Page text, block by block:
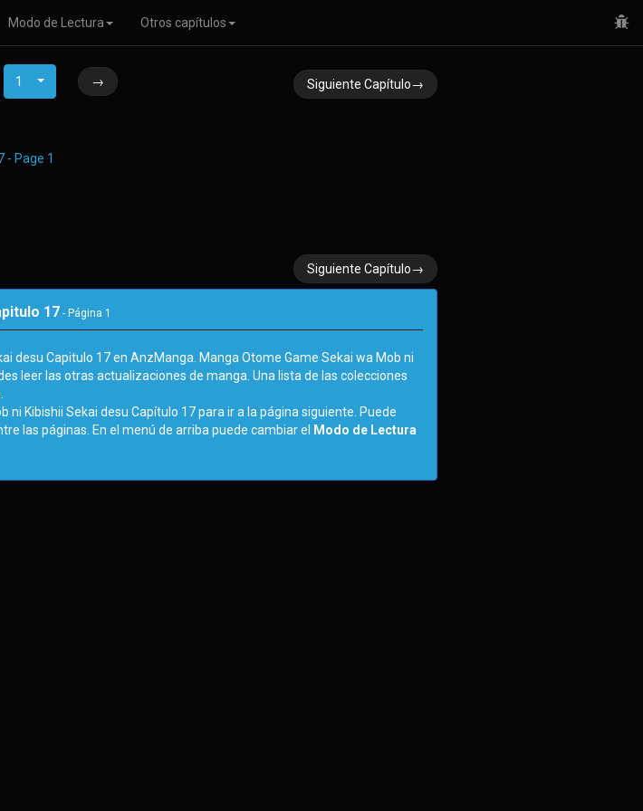
Modo de Lectura Otros capítulos
Siguiente Capítulo→
1 →
Siguiente Capítulo→
17 - Página 1
desu Capitulo 17 en AnzManga. Manga Otome Game Sekai wa Mob ni
leer las otras actualizaciones de manga. Una lista de las colecciones
ni Kibishii Sekai desu Capítulo 17 para ir a la página siguiente. Puede
las páginas. En el menú de arriba puede cambiar el
Modo de Lectura